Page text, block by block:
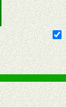
返利。
咨询、培训等企业
销商市场操作全程
关渠道者。
良好的商誉，良
售，保证良性的
理区位优势。